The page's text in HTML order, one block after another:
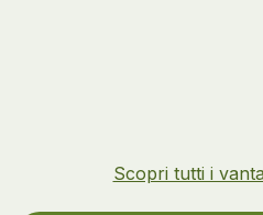
Scopri tutti i